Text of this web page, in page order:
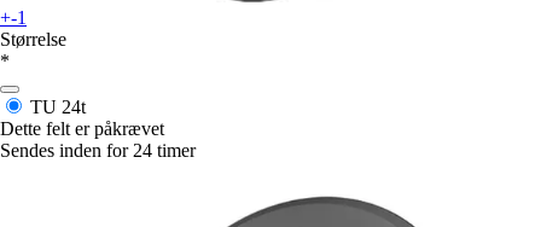
+-1
Størrelse
*
TU 24t
Dette felt er påkrævet
Sendes inden for 24 timer